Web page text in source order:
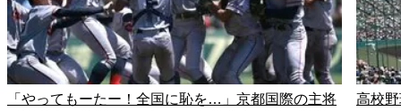
「やってもーたー！全国に恥を…」京都国際の主将
高校